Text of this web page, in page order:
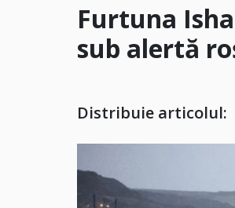
Furtuna
sub alertă
Distribuie articolul: